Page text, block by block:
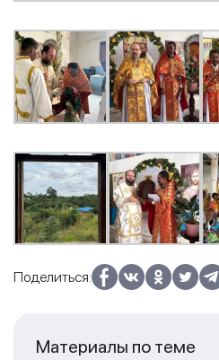
Поделиться:
Материалы по теме